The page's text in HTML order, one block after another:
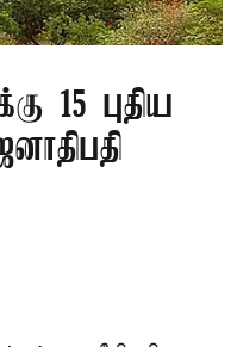
15 புதிய